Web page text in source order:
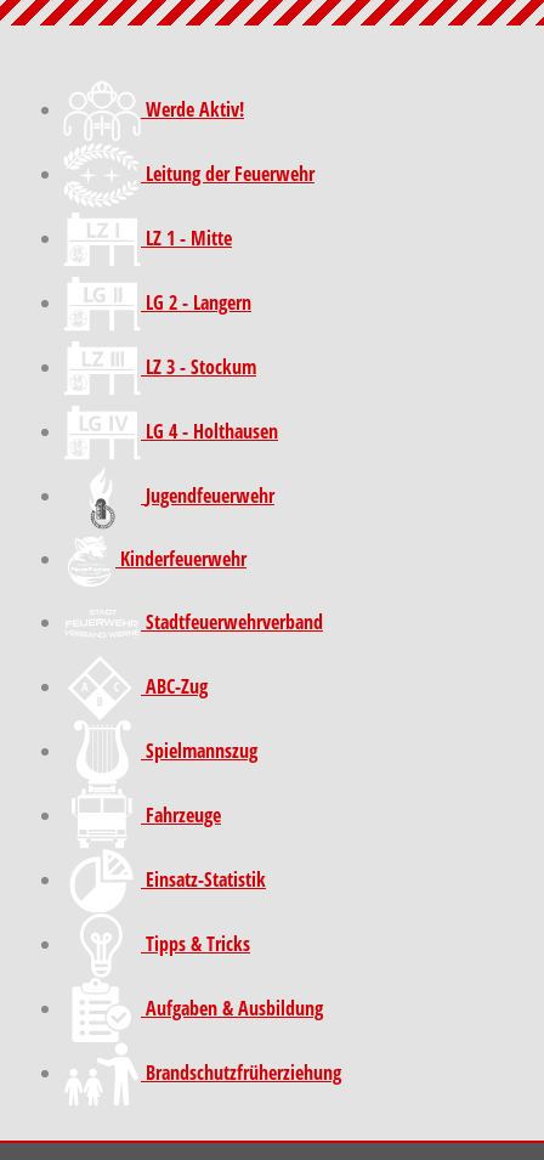
Werde Aktiv!
Leitung der Feuerwehr
LZ 1 - Mitte
LG 2 - Langern
LZ 3 - Stockum
LG 4 - Holthausen
Jugendfeuerwehr
Kinder­feuer­wehr
Stadt­feuer­wehr­verband
ABC-Zug
Spielmannszug
Fahrzeuge
Einsatz-Statistik
Tipps & Tricks
Aufgaben & Ausbildung
Brand­schutz­früh­erziehung